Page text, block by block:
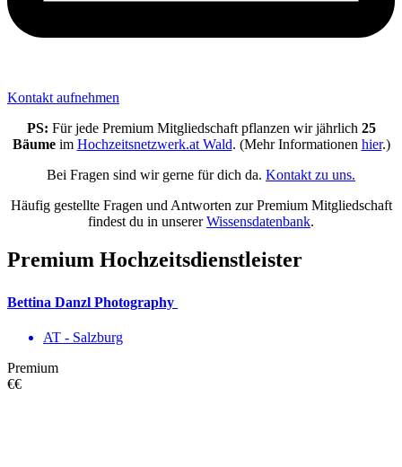
Kontakt aufnehmen
PS: Für jede Premium Mitgliedschaft pflanzen wir jährlich 25
Bäumeim Hochzeitsnetzwerk.at Wald. (Mehr Informationen hier.)
Bei Fragen sind wir gerne für dich da. Kontakt zu uns.
Häufig gestellte Fragen und Antworten zur Premium Mitgliedschaft
findest du in unsererWissensdatenbank.
Premium Hochzeitsdienstleister
Bettina Danzl Photography
AT - Salzburg
Premium
€€